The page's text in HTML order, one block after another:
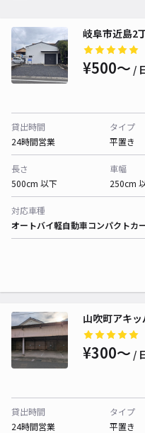
岐阜市近島2
¥500〜 /
貸出時間
24時間営業
タイプ
平置き
長さ
500cm 以下
車幅
250cm
対応車種
オートバイ軽自動車コンパクトカ
山吹町アキ
¥300〜 /
貸出時間
24時間営業
タイプ
平置き